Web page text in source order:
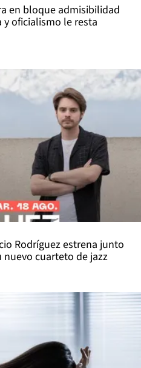
en bloque admisibilidad
y oficialismo le resta
Rodríguez estrena junto
nuevo cuarteto de jazz